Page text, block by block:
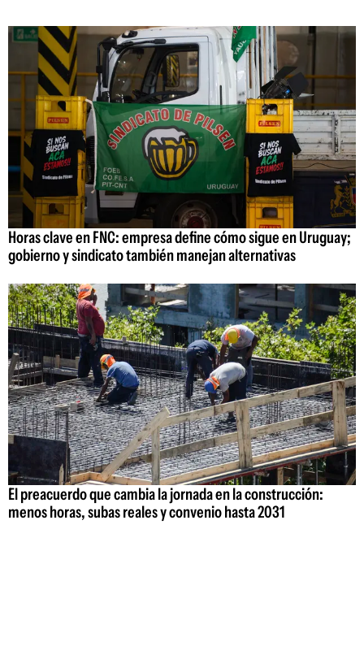
Horas clave en FNC: empresa define cómo sigue en Uruguay;
gobierno y sindicato también manejan alternativas
El preacuerdo que cambia la jornada en la construcción:
menos horas, subas reales y convenio hasta 2031